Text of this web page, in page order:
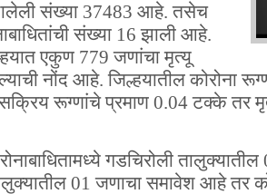
संख्या 37483 आहे. तसेच
संख्या 16 झाली आहे.
एकुण 779 जणांचा मृत्यू
नोंद आहे. जिल्हयातील कोरोना
रूग्णांचे प्रमाण 0.04 टक्के तर
गडचिरोली
01 जणाचा समावेश आहे तर